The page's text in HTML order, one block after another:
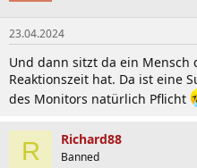
23.04.2024
Und dann sitzt da ein Mensch
Reaktionszeit hat. Da ist eine
des Monitors natürlich Pflicht
R Richard88
Banned